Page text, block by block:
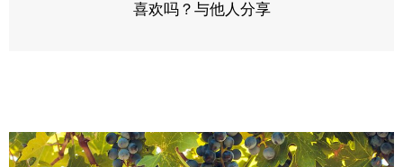
喜欢吗？与他人分享